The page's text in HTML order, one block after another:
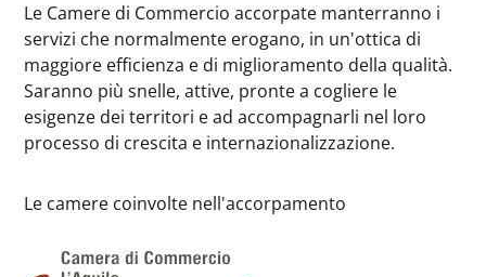
Le Camere di Commercio accorpate manterranno i
servizi che normalmente erogano, in un'ottica di
maggiore efficienza e di miglioramento della qualità.
Saranno più snelle, attive, pronte a cogliere le
esigenze dei territori e ad accompagnarli nel loro
processo di crescita e internazionalizzazione.
Le camere coinvolte nell'accorpamento